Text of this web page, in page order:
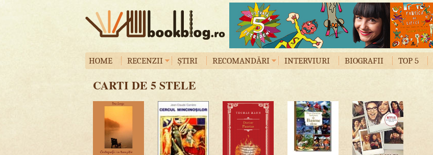
HOME RECENZII ȘTIRI RECOMANDĂRI INTERVIURI BIOGRAFII TOP 5
CARTI DE 5 STELE